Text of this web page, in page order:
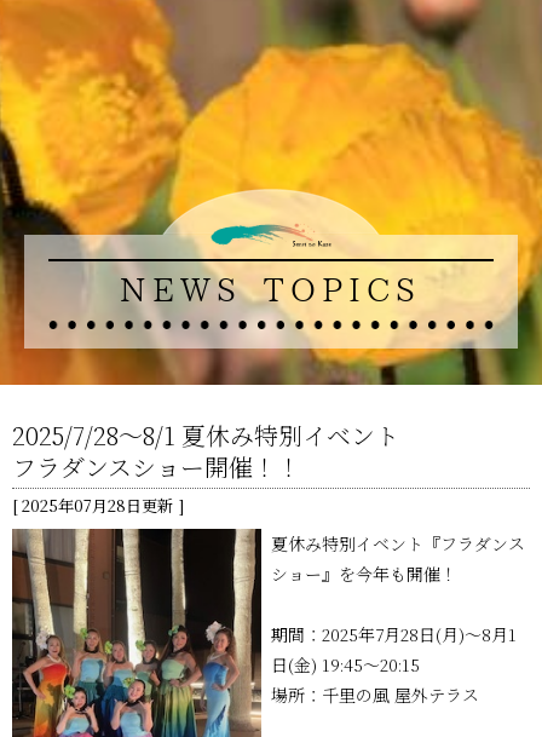
NEWS TOPICS
2025/7/28～8/1 夏休み特別イベント
フラダンスショー開催！！
2025年07月28日更新
夏休み特別イベント『フラダンス
ショー』を今年も開催！
期間：2025年7月28日(月)～8月1
日(金) 19:45～20:15
場所：千里の風 屋外テラス